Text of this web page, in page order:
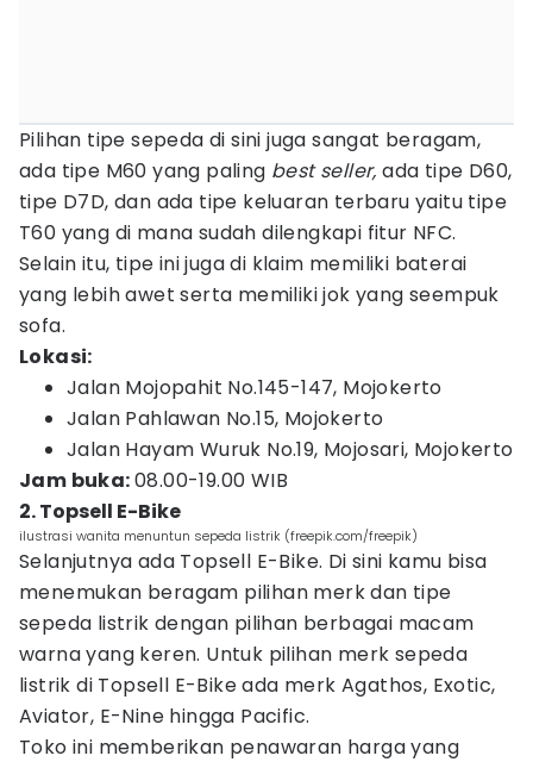
Pilihan tipe sepeda di sini juga sangat beragam,
ada tipe M60 yang paling best seller,ada tipe D60,
tipe D7D, dan ada tipe keluaran terbaru yaitu tipe
T60 yang di mana sudah dilengkapi fitur NFC.
Selain itu, tipe ini juga di klaim memiliki baterai
yang lebih awet serta memiliki jok yang seempuk
sofa.
Lokasi:
Jalan Mojopahit No.145-147, Mojokerto
Jalan Pahlawan No.15, Mojokerto
Jalan Hayam Wuruk No.19, Mojosari, Mojokerto
Jam buka:08.00-19.00 WIB
2. Topsell E-Bike
ilustrasi wanita menuntun sepeda listrik (freepik.com/freepik)
Selanjutnya ada Topsell E-Bike. Di sini kamu bisa
menemukan beragam pilihan merk dan tipe
sepeda listrik dengan pilihan berbagai macam
warna yang keren. Untuk pilihan merk sepeda
listrik di Topsell E-Bike ada merk Agathos, Exotic,
Aviator, E-Nine hingga Pacific.
Toko ini memberikan penawaran harga yang